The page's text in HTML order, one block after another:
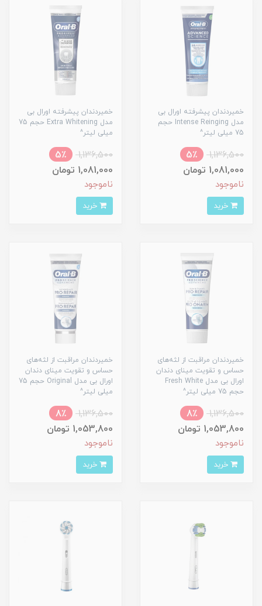
خمیردندان پیشرفته اورال بی
مدل Intense Reinging حجم
75 میلی لیتر^
1,136,500
5٪
1,081,000 تومان
ناموجود
خمیردندان پیشرفته اورال بی
مدل Extra Whitening حجم 75
میلی لیتر^
1,136,500
5٪
1,081,000 تومان
ناموجود
خمیردندان مراقبت از لثه‌های
حساس و تقویت مینای دندان
اورال بی مدل Fresh White
حجم 75 میلی لیتر^
1,136,500
8٪
1,053,800 تومان
ناموجود
خمیردندان مراقبت از لثه‌های
حساس و تقویت مینای دندان
اورال بی مدل Original حجم 75
میلی لیتر^
1,136,500
8٪
1,053,800 تومان
ناموجود